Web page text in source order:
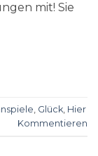
mit! Sie
Glück Hier
Kommentieren